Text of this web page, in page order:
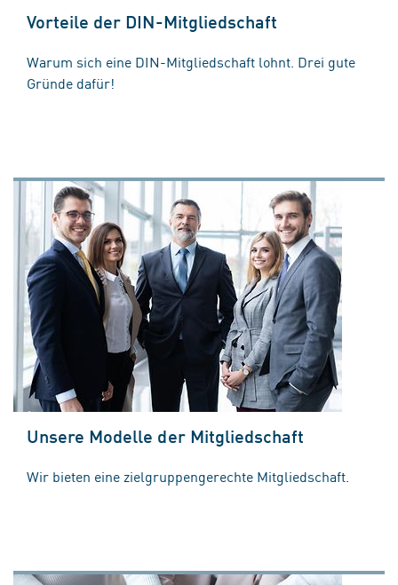
Vorteile der DIN-Mitgliedschaft
Warum sich eine DIN-Mitgliedschaft lohnt. Drei gute
Gründe dafür!
Unsere Modelle der Mitgliedschaft
Wir bieten eine zielgruppengerechte Mitgliedschaft.